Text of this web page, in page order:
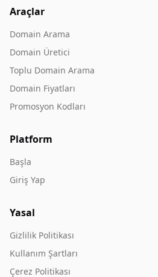
Araçlar
Domain Arama
Domain Üretici
Toplu Domain Arama
Domain Fiyatları
Promosyon Kodları
Platform
Başla
Giriş Yap
Yasal
Gizlilik Politikası
Kullanım Şartları
Çerez Politikası